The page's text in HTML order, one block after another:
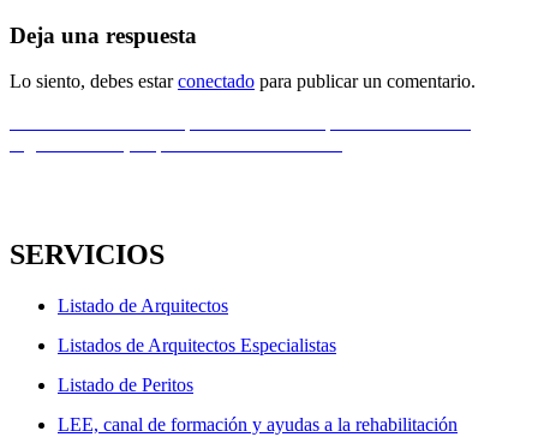
Deja una respuesta
Lo siento, debes estarconectado para publicar un comentario.
Navegación
de
SERVICIOS
Listado de Arquitectos
Listados de Arquitectos Especialistas
Listado de Peritos
LEE, canal de formación y ayudas a la rehabilitación